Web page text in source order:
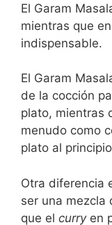
El Garam
mientras que
indispensable.
El Garam
de la cocción
plato, mientras
menudo como
plato al
Otra diferencia
ser una mezcla
que el curryen